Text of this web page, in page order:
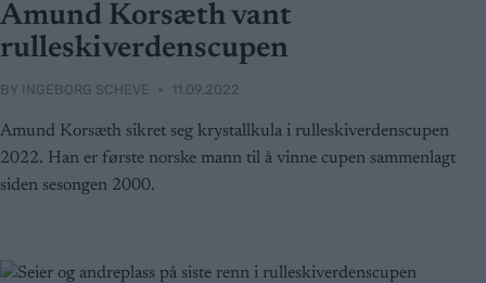
Amund Korsæth vant
rulleskiverdenscupen
BY INGEBORG SCHEVE 11.09.2022
Amund Korsæth sikret seg krystallkula i rulleskiverdenscupen
2022. Han er første norske mann til å vinne cupen sammenlagt
siden sesongen 2000.